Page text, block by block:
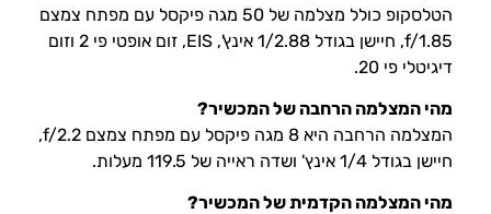
הטלסקופ כולל מצלמה של 50 מגה פיקסל עם מפתח צמצם
f/1.85, חיישן בגודל 1/2.88 אינץ', EIS, זום אופטי פי 2 וזום
דיגיטלי פי 20.
מהי המצלמה הרחבה של המכשיר?
המצלמה הרחבה היא 8 מגה פיקסל עם מפתח צמצם f/2.2,
חיישן בגודל 1/4 אינץ' ושדה ראייה של 119.5 מעלות.
מהי המצלמה הקדמית של המכשיר?